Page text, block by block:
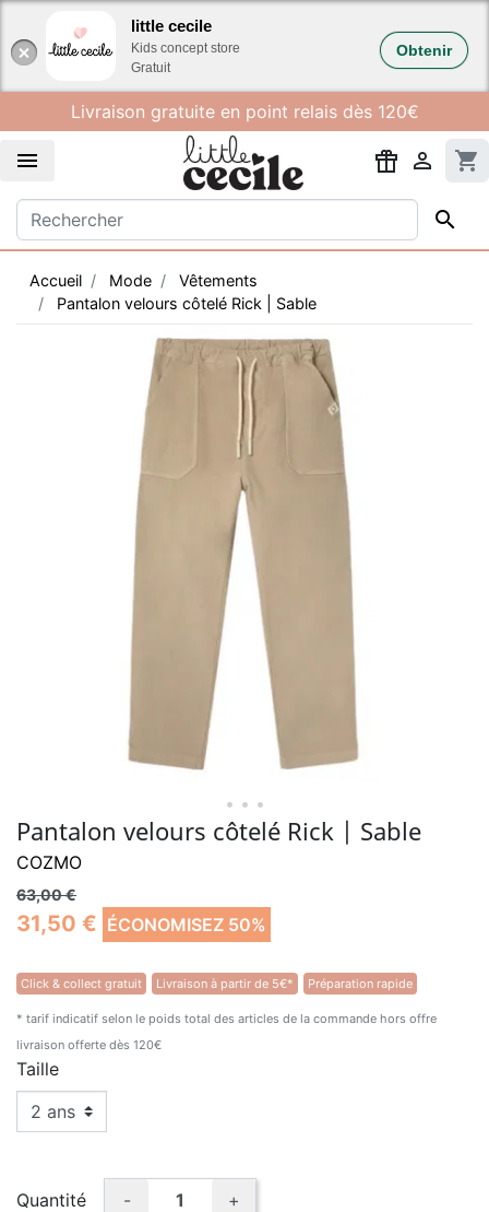
little cecile
Kids concept store
Gratuit
Obtenir
Livraison gratuite en point relais dès 120€
  shopping_cart

Accueil Mode
Vêtements
Pantalon velours côtelé Rick | Sable
• • •
Pantalon velours côtelé Rick | Sable
COZMO
63,00 €
31,50 € ÉCONOMISEZ 50%
Click & collect gratuit Livraison à partir de 5€* Préparation rapide
* tarif indicatif selon le poids total des articles de la commande hors offre
livraison offerte dès 120€
Taille
Quantité - +